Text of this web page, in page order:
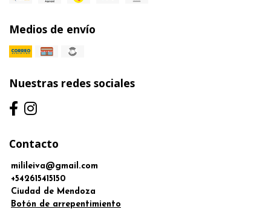
Medios de envío
Nuestras redes sociales
Contacto
milileiva@gmail.com
+542615415150
Ciudad de Mendoza
Botón de arrepentimiento